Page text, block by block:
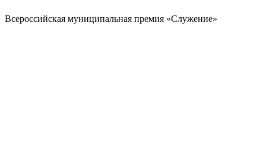
Всероссийская муниципальная премия «Служение»